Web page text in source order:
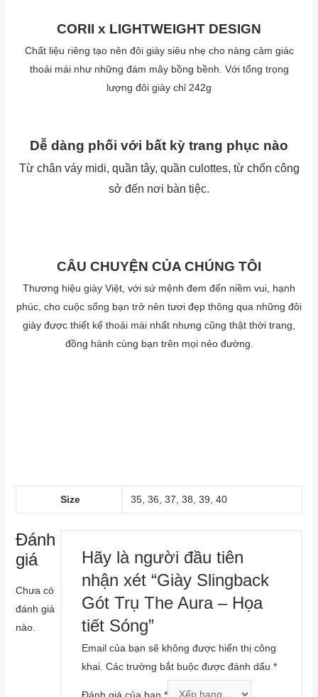
CORII x LIGHTWEIGHT DESIGN
Chất liệu riêng tạo nên đôi giày siêu nhẹ cho nàng cảm giác
thoải mái như những đám mây bồng bềnh. Với tổng trọng
lượng đôi giày chỉ 242g
Dễ dàng phối với bất kỳ trang phục nào
Từ chân váy midi, quần tây, quần culottes, từ chốn công
sở đến nơi bàn tiệc.
CÂU CHUYỆN CỦA CHÚNG TÔI
Thương hiệu giày Việt, với sứ mệnh đem đến niềm vui, hạnh
phúc, cho cuộc sống bạn trở nên tươi đẹp thông qua những đôi
giày được thiết kế thoải mái nhất nhưng cũng thật thời trang,
đồng hành cùng bạn trên mọi nẻo đường.
Size 35, 36, 37, 38, 39, 40
Đánh
giá
Chưa có
đánh giá
nào.
Hãy là người đầu tiên
nhận xét “Giày Slingback
Gót Trụ The Aura – Họa
tiết Sóng”
Email của bạn sẽ không được hiển thị công
khai. Các trường bắt buộc được đánh dấu*
Đánh giá của bạn*